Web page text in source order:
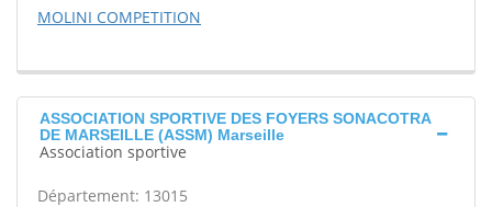
MOLINI COMPETITION
ASSOCIATION SPORTIVE DES FOYERS SONACOTRA
DE MARSEILLE (ASSM) Marseille
Association sportive
Département: 13015